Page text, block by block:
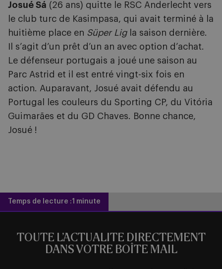
Josué Sá (26 ans) quitte le RSC Anderlecht vers
le club turc de Kasimpasa, qui avait terminé à la
huitième place en Süper Ligla saison dernière.
Il s’agit d’un prêt d’un an avec option d’achat.
Le défenseur portugais a joué une saison au
Parc Astrid et il est entré vingt-six fois en
action. Auparavant, Josué avait défendu au
Portugal les couleurs du Sporting CP, du Vitória
Guimarães et du GD Chaves. Bonne chance,
Josué !
Temps de lecture :1 minute
TOUTE L’ACTUALITE DIRECTEMENT
DANS VOTRE BOÎTE MAIL